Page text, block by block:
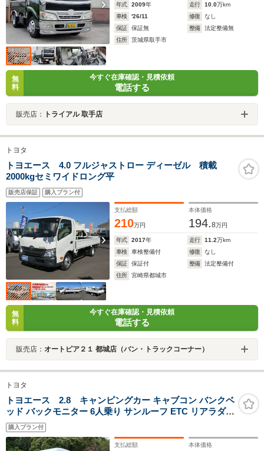
年式 2009年 走行 10.0万km
車検
'26/11 修復
なし
保証
保証無 整備
法定整備無
住所
茨城県取手市
無
料
今すぐ在庫確認・見積依頼
電話する
販売店： トライアル 取手店
トヨタ
トヨエース 4.0 フルジャストロー ディーゼル 積載
2000kgセミワイドロング平
販売店保証 購入プラン付
支払総額
210万円
本体価格
194.8万円
年式 2017年 走行 11.2万km
車検
車検整備付 修復
なし
保証
保証付 整備
法定整備付
住所
宮崎県都城市
無
料
今すぐ在庫確認・見積依頼
電話する
販売店： オートピア２１ 都城店（バン・トラックコーナー）
トヨタ
トヨエース 2.8 キャンピングカー キャブコン バンクベ
ッド バックモニター 6人乗り サンルーフ ETC リアラダー
ディーゼル車 現 状 渡 し
購入プラン付
支払総額 本体価格